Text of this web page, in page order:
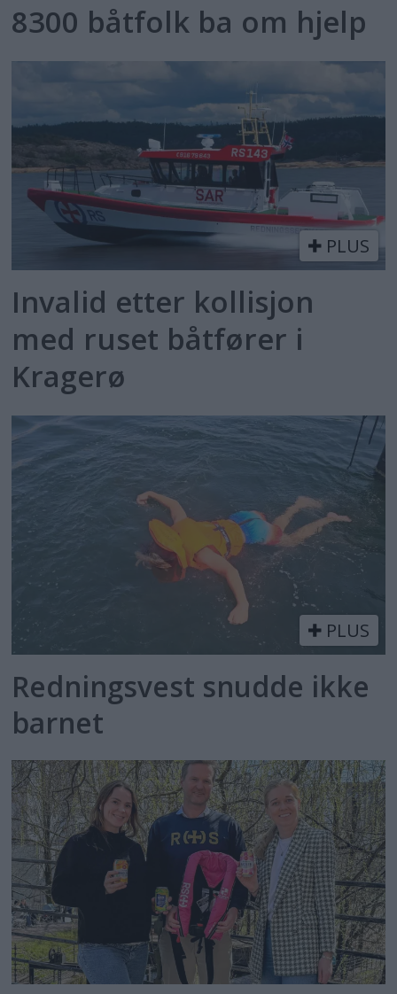
8300 båtfolk ba om hjelp
PLUS
Invalid etter kollisjon
med ruset båtfører i
Kragerø
PLUS
Redningsvest snudde ikke
barnet